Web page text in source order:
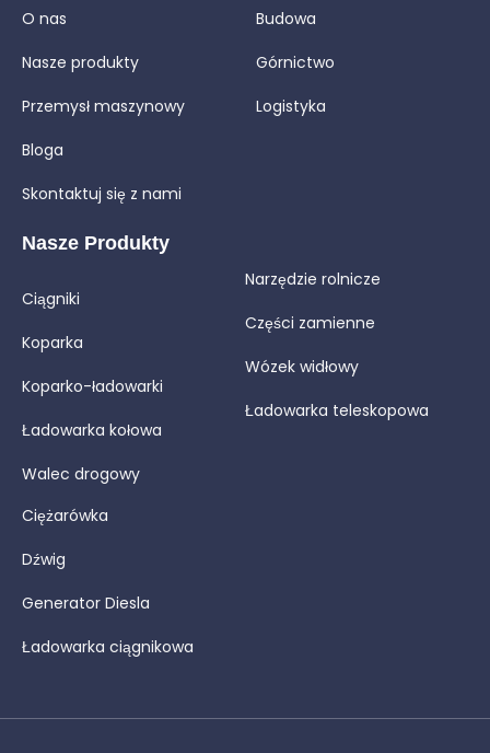
O nas
Nasze produkty
Przemysł maszynowy
Bloga
Skontaktuj się z nami
Budowa
Górnictwo
Logistyka
Nasze Produkty
Ciągniki
Koparka
Koparko-ładowarki
Ładowarka kołowa
Walec drogowy
Narzędzie rolnicze
Części zamienne
Wózek widłowy
Ładowarka teleskopowa
Ciężarówka
Dźwig
Generator Diesla
Ładowarka ciągnikowa